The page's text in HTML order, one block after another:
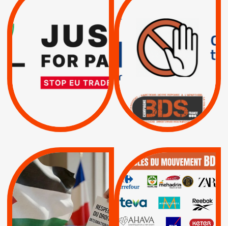
SUSPENSION
TOTALE DE
L’ACCORD
D’ASSOCIATION UE-
ISRAËL
| Pétitions
RESPECT DU DROIT
INTERNATIONAL ?
TRUMP, MACRON :
MÊME COMBAT
| Actus |
| Boycott militaire |
Lettres d'interpellation
MUNICIPALES 2026 :
JE VOTE POUR LE
RESPECT DU DROIT
INTERNATIONAL EN
PALESTINE
QUE BOYCOTTER ?
BOYCOTT /
AXA BNP | CAF |
Carrefour | HP |